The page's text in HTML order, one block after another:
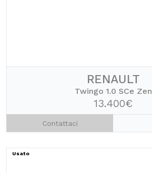
RENAULT
Twingo 1.0 SCe Zen
13.400€
Contattaci
Usato